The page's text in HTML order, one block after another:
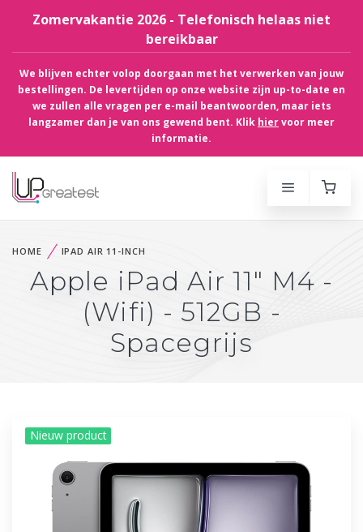
Zomervakantie 2026 - Telefonisch helaas niet
bereikbaar
We blijven echter volop doorgaan met het verwerken van jouw
bestellingen. De levertijden op onze website zijn up-to-date en
we zullen alle vragen per e-mail beantwoorden, maar iets
langzamer dan je van ons gewend bent. Klik hiervoor meer
informatie.
HOME IPAD AIR 11-INCH
Apple iPad Air 11" M4 -
(Wifi) - 512GB -
Spacegrijs
Nieuw product